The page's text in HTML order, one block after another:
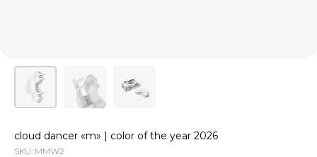
cloud dancer «m» | color of the year 2026
SKU: MMW2